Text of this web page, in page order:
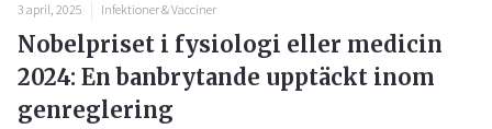
3 april, 2025 Infektioner & Vacciner
Nobelpriset i fysiologi eller medicin
2024: En banbrytande upptäckt inom
genreglering